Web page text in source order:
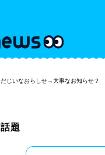
だじいなおらしせ→大事なお知らせ？
話題